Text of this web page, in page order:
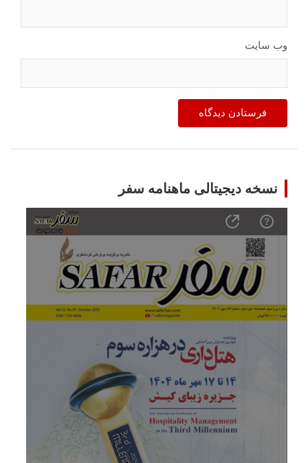
وب‌ سایت
نسخه دیجیتالی ماهنامه سفر